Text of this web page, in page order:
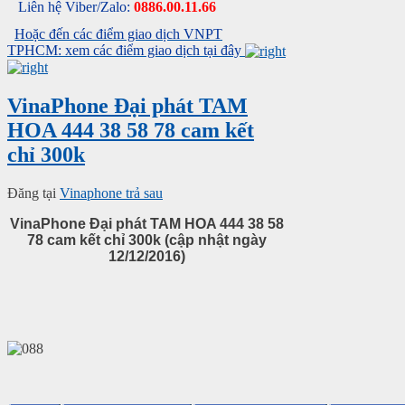
Liên hệ Viber/Zalo: 0886.00.11.66
Hoặc đến các điểm giao dịch VNPT
TPHCM: xem các điểm giao dịch tại đây
VinaPhone Đại phát TAM
HOA 444 38 58 78 cam kết
chỉ 300k
Đăng tại Vinaphone trả sau
VinaPhone Đại phát TAM HOA 444 38 58
78 cam kết chỉ 300k (cập nhật ngày
12/12/2016)